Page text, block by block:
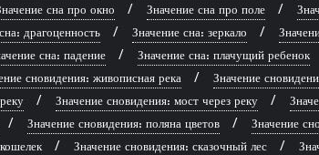
сна про окно Значение сна про поле
драгоценность Значение сна: зеркало
сна: падение Значение сна: плачущий ребенок
сновидения: живописная река Значение
Значение сновидения: мост через реку
Значение сновидения: поляна цветов Значение
Значение сновидения: сказочный лес